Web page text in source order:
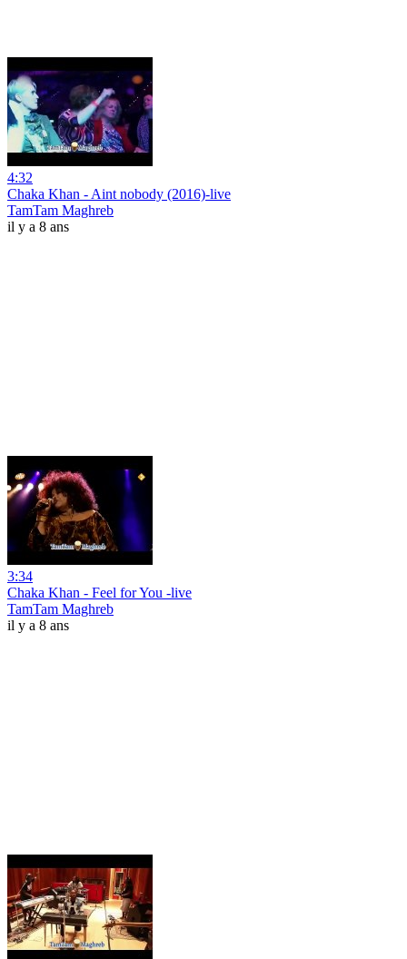
4:32
Chaka Khan - Aint nobody (2016)-live
TamTam Maghreb
il y a 8 ans
3:34
Chaka Khan - Feel for You -live
TamTam Maghreb
il y a 8 ans